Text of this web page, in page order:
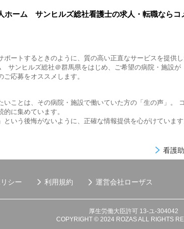
ホーム サンヒルズ総社看護士の求人・転職ならコ
ポートするときのように、質の高い正直なサービスを提供
ンヒルズ総社＠群馬県をはじめ、ご希望の病院・施設
応募をオススメします。
いことは、その病院・施設で働いていた方の「生の声」
に集めています。
いう後悔がないように、正確な情報提供を心がけています
看護
シー 利用規約 運営会社ローザス
厚生労働大臣許可 13-ユ-304042
COPYRIGHT © 2024 ROZAS ALL RIGHTS